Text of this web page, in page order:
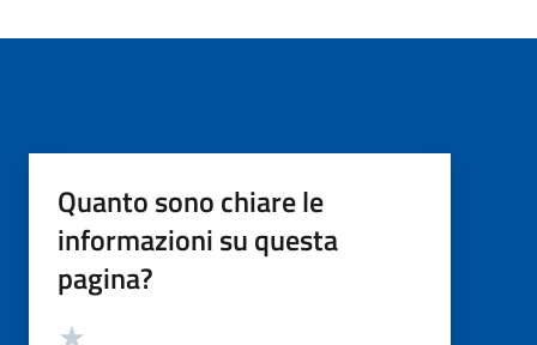
Quanto sono chiare le
informazioni su questa
pagina?
Valutazione